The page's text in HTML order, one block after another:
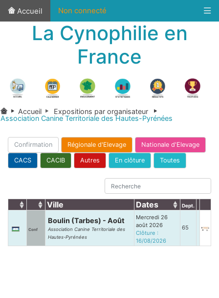
Accueil Non connecté
La Cynophilie en
France
Accueil
Expositions par organisateur
Association Canine Territoriale des Hautes-Pyrénées
Confirmation Régionale d'Elevage Nationale d'Elevage
CACS CACIB Autres En clôture Toutes
Ville Dates Dept.
Conf
Boulin (Tarbes) - Août
Association Canine Territoriale des
Hautes-Pyrénées
Mercredi 26
août 2026
Clôture :
16/08/2026
65